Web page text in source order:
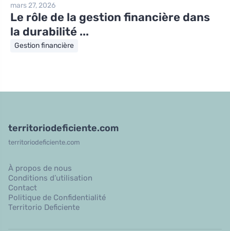
mars 27, 2026
Le rôle de la gestion financière dans
la durabilité ...
Gestion financière
territoriodeficiente.com
territoriodeficiente.com
À propos de nous
Conditions d’utilisation
Contact
Politique de Confidentialité
Territorio Deficiente